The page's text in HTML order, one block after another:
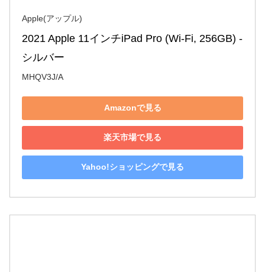
Apple(アップル)
2021 Apple 11インチiPad Pro (Wi-Fi, 256GB) -
シルバー
MHQV3J/A
Amazonで見る
楽天市場で見る
Yahoo!ショッピングで見る